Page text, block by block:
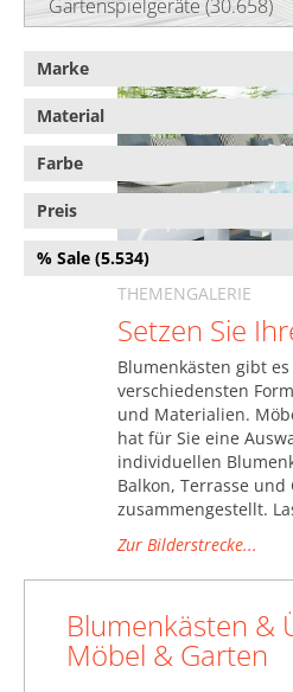
Gartenspielgeräte (30.658)
Grillbedarfsartikel (6.445)
Grills (198.981)
Handwerkausstattung
(883.715)
Heizstrahler (17.383)
Kunstrasen &
Outdoorteppiche (44.323)
Markisen (19.566)
Möbelschutz (186.221)
Pavillons, Pergolen &
Gartenlauben (157.433)
Pflanzen (1.274.584)
(93.233)
Bodendecker (3.883)
Marke
Material
Farbe
Preis
% Sale (5.534)
THEMENGALERIE
Blumenkästen gibt
verschiedensten
und Materialien.
hat für Sie eine
individuellen
Balkon, Terrasse und
zusammengestellt.
inspirieren.
Zur Bilderstrecke...
Blumenkästen &
Möbel & Garten